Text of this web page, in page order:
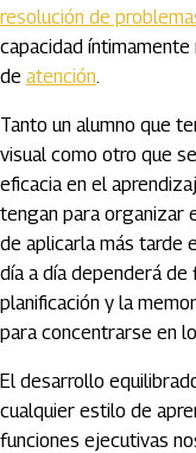
resolución de
capacidad
de atención.
Tanto un alumno que
visual como otro que
eficacia en el
tengan para organizar
de aplicarla más tarde
día a día dependerá
planificación y la
para concentrarse en
El desarrollo
cualquier estilo de
funciones ejecutivas